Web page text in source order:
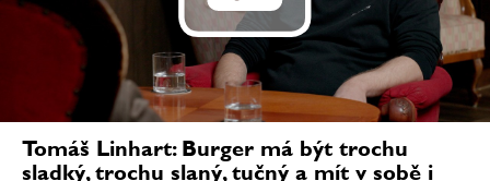
Tomáš Linhart: Burger má být trochu
sladký, trochu slaný, tučný a mít v sobě i